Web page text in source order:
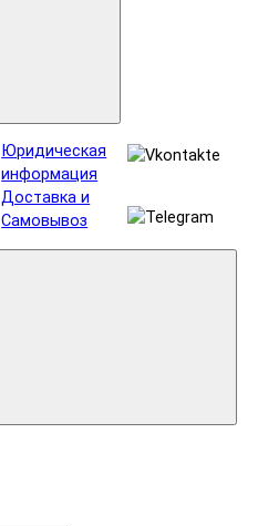
Юридическая
информация
Доставка и
Самовывоз